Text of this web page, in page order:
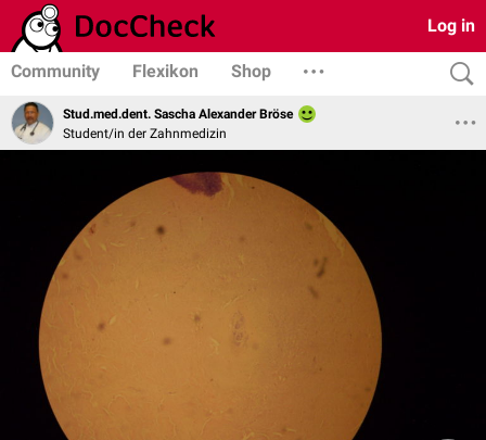
Log in
Community Flexikon Shop
Stud.med.dent. Sascha Alexander Bröse
Student/in der Zahnmedizin